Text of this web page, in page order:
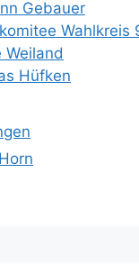
Gebauer
Wahlkreis
Weiland
Hüfken